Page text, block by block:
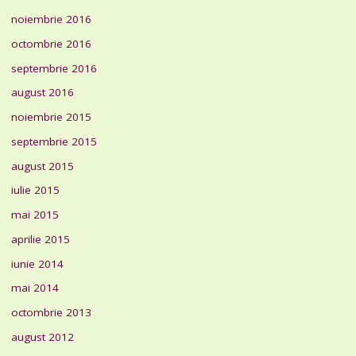
noiembrie 2016
octombrie 2016
septembrie 2016
august 2016
noiembrie 2015
septembrie 2015
august 2015
iulie 2015
mai 2015
aprilie 2015
iunie 2014
mai 2014
octombrie 2013
august 2012